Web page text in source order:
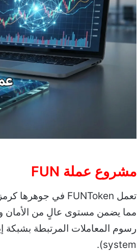
مشروع عملة FUN
تعمل FUNToken في جوهرها كرمز ERC-20 على شبكة إيثيريوم (
مما يضمن مستوى عالٍ من الأمان
system).